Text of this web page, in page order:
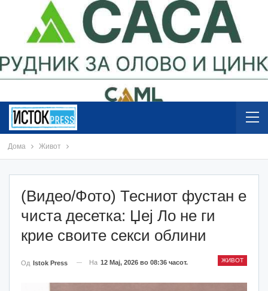
Дома Живот
(Видео/Фото) Тесниот фустан е
чиста десетка: Џеј Ло не ги
крие своите секси облини
ЖИВОТ
Од Istok Press На 12 Мај, 2026 во 08:36 часот.